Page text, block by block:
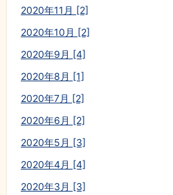
2020年11月 [2]
2020年10月 [2]
2020年9月 [4]
2020年8月 [1]
2020年7月 [2]
2020年6月 [2]
2020年5月 [3]
2020年4月 [4]
2020年3月 [3]